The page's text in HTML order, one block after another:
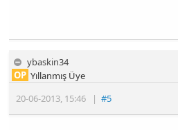
ybaskin34
20-06-2013, 15:46 |#5
OP Yıllanmış Üye